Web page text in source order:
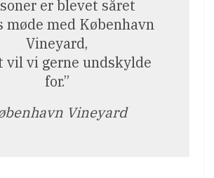
er blevet såret
møde med København
Vineyard,
vil vi gerne undskylde
for.”
Vineyard